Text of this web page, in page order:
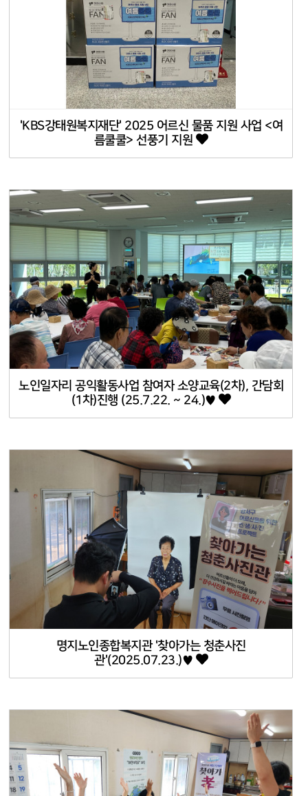
'KBS강태원복지재단' 2025 어르신 물품 지원 사업 <여
름쿨쿨> 선풍기 지원
노인일자리 공익활동사업 참여자 소양교육(2차), 간담회
(1차)진행 (25.7.22. ~ 24.)♥
명지노인종합복지관 '찾아가는 청춘사진
관'(2025.07.23.)♥